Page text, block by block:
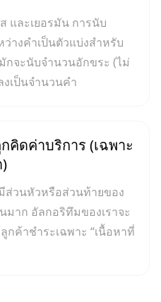
และเยอรมัน การนับ
างคำเป็นตัวแบ่งสำหรับ
จะนับจำนวนอักขระ (ไม่
เป็นจำนวนคำ
คิดค่าบริการ (เฉพาะ
ส่วนหัวหรือส่วนท้ายของ
าก อัลกอริทึมของเราจะ
กค้าชำระเฉพาะ “เนื้อหาที่